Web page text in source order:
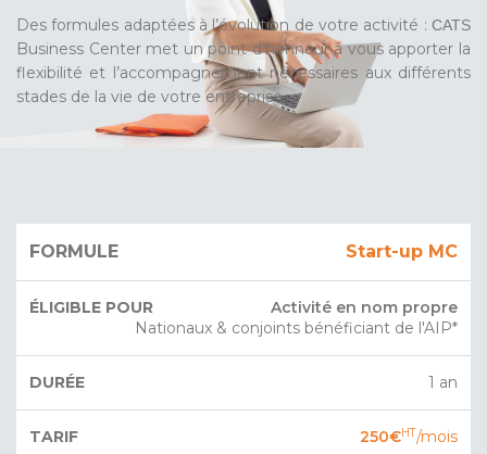
Des formules adaptées à l’évolution de votre activité : CATS
Business Center met un point d’honneur à vous apporter la
flexibilité et l’accompagnement nécessaires aux différents
stades de la vie de votre entreprise.
FORMULE TARIF
Start-up MC
Activité en nom propre
Nationaux & conjoints bénéficiant de l'AIP*
1 an
250€HT/mois